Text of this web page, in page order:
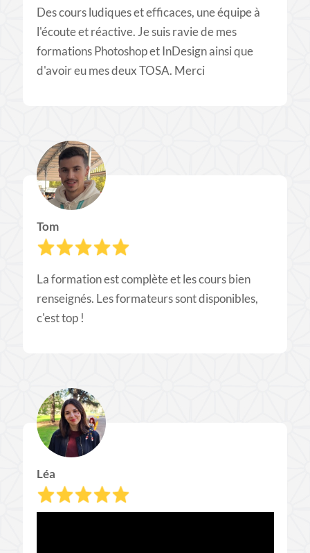
Des cours ludiques et efficaces, une équipe à
l'écoute et réactive. Je suis ravie de mes
formations Photoshop et InDesign ainsi que
d'avoir eu mes deux TOSA. Merci
Tom
La formation est complète et les cours bien
renseignés. Les formateurs sont disponibles,
c'est top !
Léa